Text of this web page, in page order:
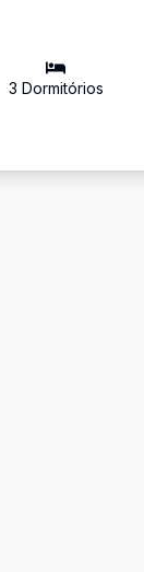
3 Dormitórios